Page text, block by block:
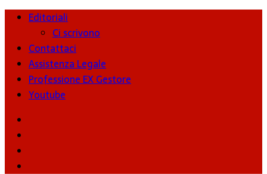
Editoriali
Ci scrivono
Contattaci
Assistenza Legale
Professione EX Gestore
Youtube